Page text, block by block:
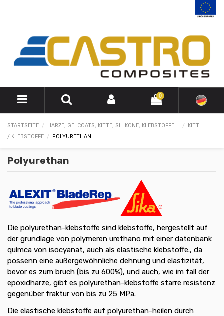
0
STARTSEITE HARZE, GELCOATS, KITTE, SILIKONE, KLEBSTOFFE...
KITT
/ KLEBSTOFFE
POLYURETHAN
Polyurethan
Die polyurethan-klebstoffe sind klebstoffe, hergestellt auf
der grundlage von polymeren urethano mit einer datenbank
químca von isocyanat, auch als elastische klebstoffe., da
possenn eine außergewöhnliche dehnung und elastizität,
bevor es zum bruch (bis zu 600%), und auch, wie im fall der
epoxidharze, gibt es polyurethan-klebstoffe starre resistenz
gegenüber fraktur von bis zu 25 MPa.
Die elastische klebstoffe auf polyurethan-heilen durch